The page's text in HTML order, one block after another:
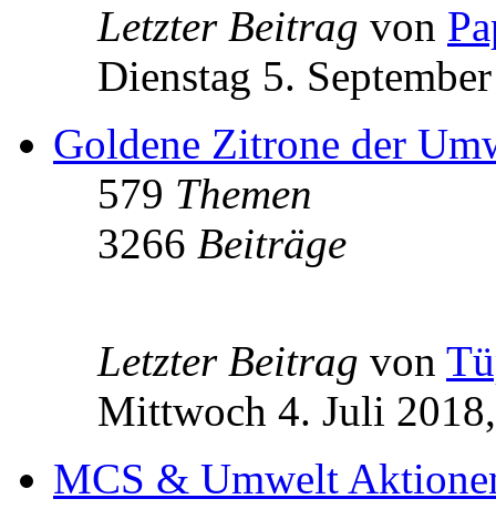
Letzter Beitrag von
Dienstag 5.
Goldene Zitrone der
579 Themen
3266 Beiträge
Letzter Beitrag von
Mittwoch 4. Juli
MCS & Umwelt